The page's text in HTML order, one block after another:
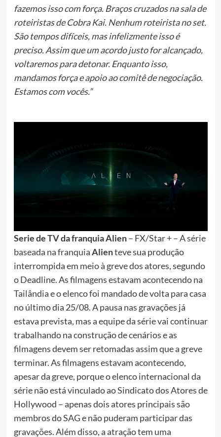
fazemos isso com força. Braços cruzados na sala de
roteiristas de Cobra Kai. Nenhum roteirista no set.
São tempos difíceis, mas infelizmente isso é
preciso. Assim que um acordo justo for alcançado,
voltaremos para detonar. Enquanto isso,
mandamos força e apoio ao comitê de negociação.
Estamos com vocês.”
Serie de TV da franquia Alien– FX/Star + – Asérie
baseada na franquiaAlienteve sua produção
interrompida em meio à greve dos atores, segundo
o Deadline. As filmagens estavam acontecendo na
Tailândia e o elenco foi mandado de volta para casa
no último dia 25/08. A pausa nas gravações já
estava prevista, mas a equipe da série vai continuar
trabalhando na construção de cenários e as
filmagens devem ser retomadas assim que a greve
terminar. As filmagens estavam acontecendo,
apesar da greve, porque o elenco internacional da
série não está vinculado ao Sindicato dos Atores de
Hollywood – apenas dois atores principais são
membros do SAG e não puderam participar das
gravações. Além disso, a atração tem uma